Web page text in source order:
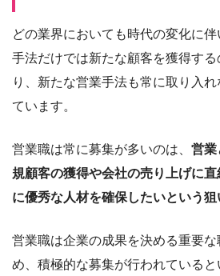
どの業界においても時代の変化に
手法だけでは新たな顧客を獲得す
り、新たな営業手法も常に取り入
ています。
営業職は常に募集が多いのは、 営業
規顧客の獲得や会社の売り上げに
に優秀な人材を確保したいという狙
営業職は企業の成果を決める重要
め、積極的な募集が行われていると